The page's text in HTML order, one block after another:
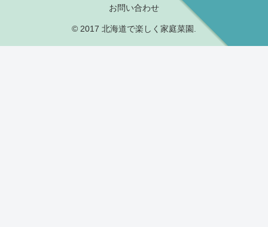
お問い合わせ
© 2017 北海道で楽しく家庭菜園.